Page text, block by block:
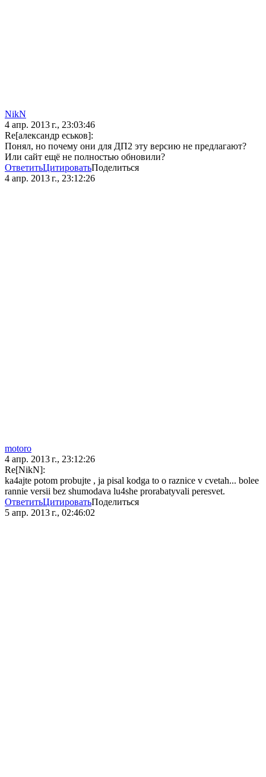
NikN
4 апр. 2013 г., 23:03:46
Re[александр еськов]:
Понял, но почему они для ДП2 эту версию не предлагают?
Или сайт ещё не полностью обновили?
ОтветитьЦитироватьПоделиться
4 апр. 2013 г., 23:12:26
motoro
4 апр. 2013 г., 23:12:26
Re[NikN]:
ka4ajte potom probujte , ja pisal kodga to o raznice v cvetah... bolee
rannie versii bez shumodava lu4she prorabatyvali peresvet.
ОтветитьЦитироватьПоделиться
5 апр. 2013 г., 02:46:02